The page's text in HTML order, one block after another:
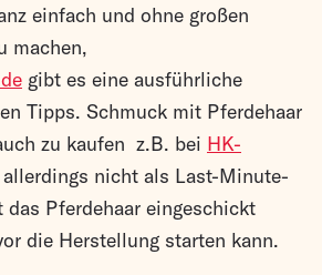
einfach und ohne großen
machen,
gibt es eine ausführliche
Tipps. Schmuck mit Pferdehaar
zu kaufen z.B. bei HK-
allerdings nicht als Last-Minute-
das Pferdehaar eingeschickt
die Herstellung starten kann.